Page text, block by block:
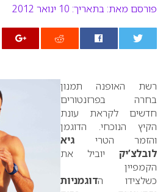
פורסם מאת: בתאריך: 10 ינואר 2012
רשת האופנה תמנון
בחרה בפרזנטורים
חדשים לקראת עונת
הקיץ הנוכחי. הדוגמן
והזמר הטרי גיא
לובלצ’יק יוביל את
הקמפיין
כשלצידו הדוגמניות